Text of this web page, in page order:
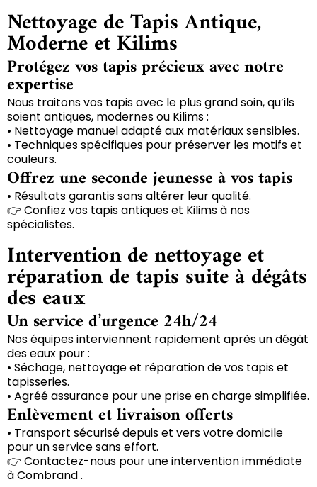
Nettoyage de Tapis Antique,
Moderne et Kilims
Protégez vos tapis précieux avec notre
expertise
Nous traitons vos tapis avec le plus grand soin, qu’ils
soient antiques, modernes ou Kilims :
• Nettoyage manuel adapté aux matériaux sensibles.
• Techniques spécifiques pour préserver les motifs et
couleurs.
Offrez une seconde jeunesse à vos tapis
• Résultats garantis sans altérer leur qualité.
👉 Confiez vos tapis antiques et Kilims à nos
spécialistes.
Intervention de nettoyage et
réparation de tapis suite à dégâts
des eaux
Un service d’urgence 24h/24
Nos équipes interviennent rapidement après un dégât
des eaux pour :
• Séchage, nettoyage et réparation de vos tapis et
tapisseries.
• Agréé assurance pour une prise en charge simplifiée.
Enlèvement et livraison offerts
• Transport sécurisé depuis et vers votre domicile
pour un service sans effort.
👉 Contactez-nous pour une intervention immédiate
à Combrand .